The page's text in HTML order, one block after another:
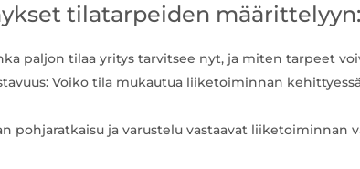
tilatarpeiden määrittelyyn:
paljon tilaa yritys tarvitsee nyt, ja miten tarpeet
Voiko tila mukautua liiketoiminnan
pohjaratkaisu ja varustelu vastaavat liiketoiminnan